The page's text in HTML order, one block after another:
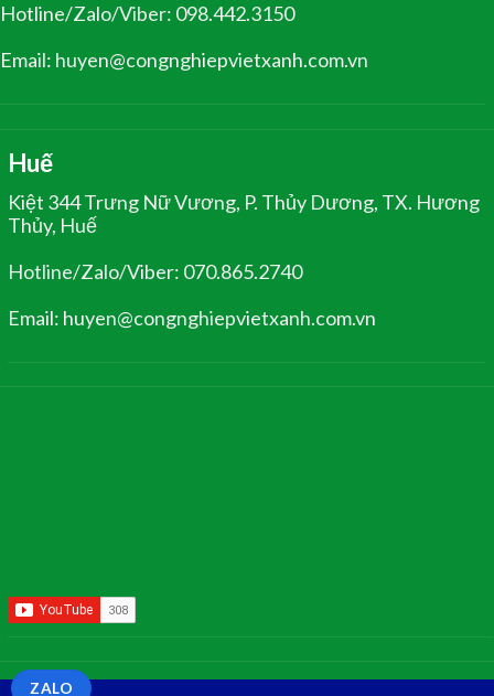
Hotline/Zalo/Viber: 098.442.3150
Email: huyen@congnghiepvietxanh.com.vn
Huế
Kiệt 344 Trưng Nữ Vương, P. Thủy Dương, TX. Hương
Thủy, Huế
Hotline/Zalo/Viber: 070.865.2740
Email: huyen@congnghiepvietxanh.com.vn
ZALO